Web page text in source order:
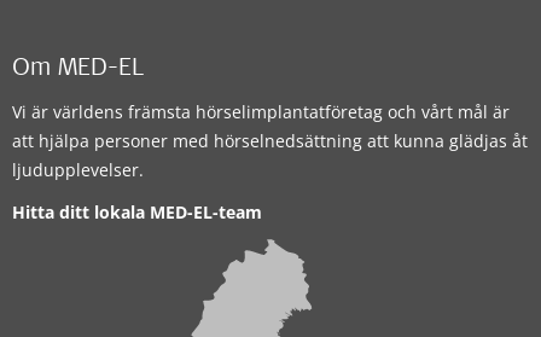
Om MED-EL
Vi är världens främsta hörselimplantatföretag och vårt mål är
att hjälpa personer med hörselnedsättning att kunna glädjas åt
ljudupplevelser.
Hitta ditt lokala MED-EL-team